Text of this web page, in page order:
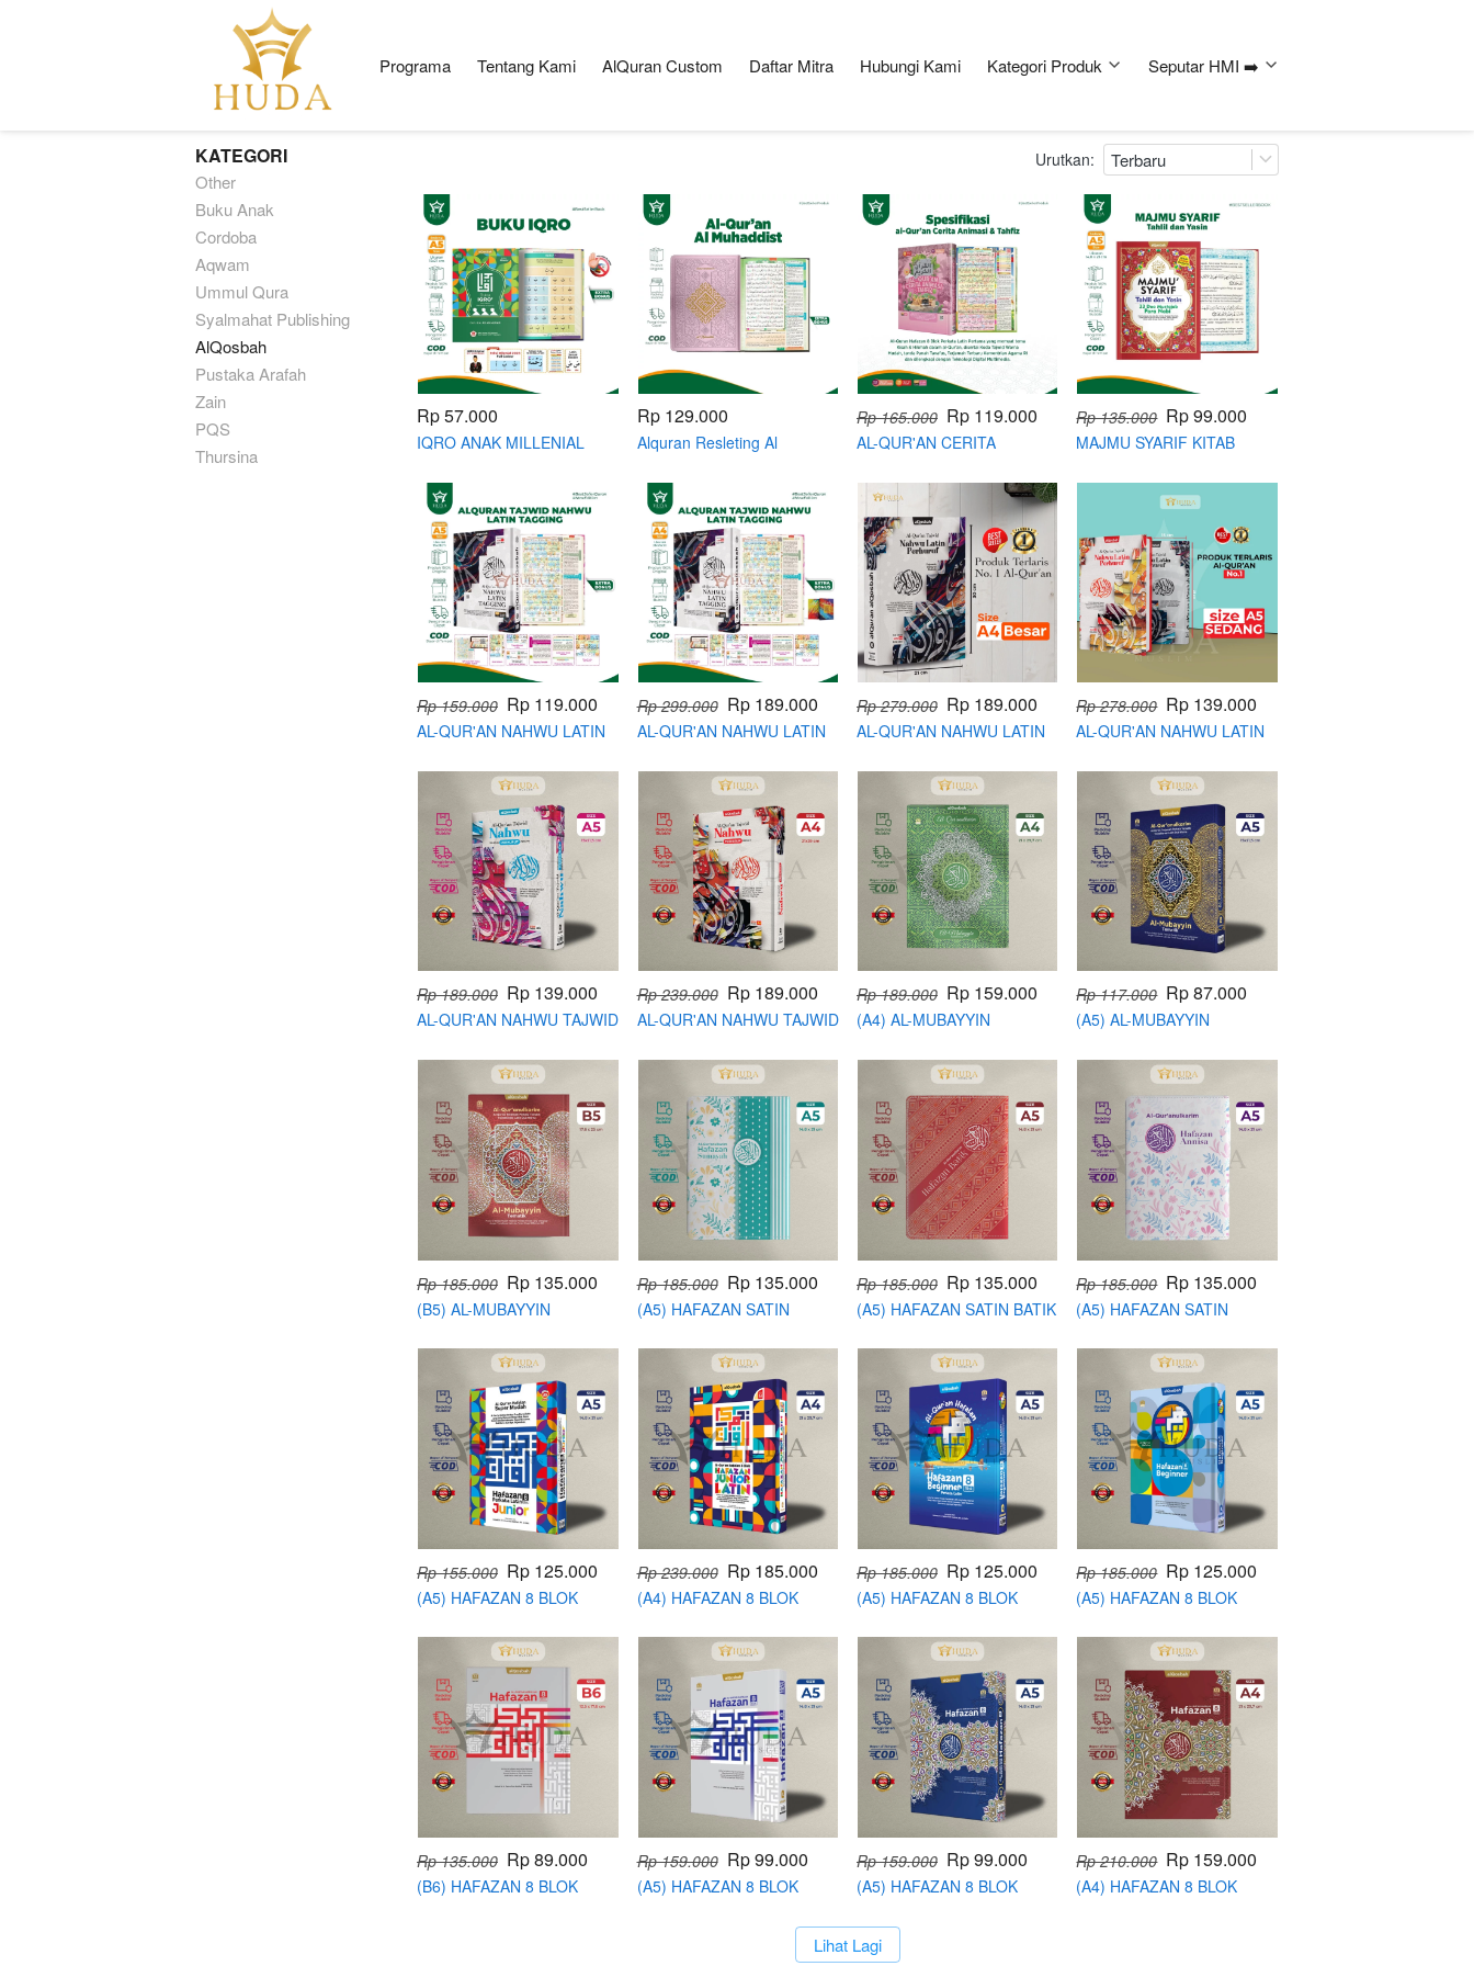
Programa Tentang Kami AlQuran Custom Daftar Mitra Hubungi Kami Kategori Produk Seputar HMI ➡️
KATEGORI
Other
Buku Anak
Cordoba
Aqwam
Ummul Qura
Syalmahat Publishing
AlQosbah
Pustaka Arafah
Zain
PQS
Thursina
Urutkan: Terbaru
Rp 57.000
IQRO ANAK MILLENIAL
ALQOSBAH
Rp 129.000
Alquran Resleting Al
terjemahan tajwid blok hadist
riyyaddus sholihin
Rp 165.000 Rp 119.000
AL-QUR'AN CERITA
Rp 135.000 Rp 99.000
MAJMU SYARIF KITAB
Rp 159.000 Rp 119.000
AL-QUR'AN NAHWU LATIN
Rp 299.000 Rp 189.000
AL-QUR'AN NAHWU LATIN
Rp 279.000 Rp 189.000
AL-QUR'AN NAHWU LATIN
Rp 278.000 Rp 139.000
AL-QUR'AN NAHWU LATIN
Rp 189.000 Rp 139.000
AL-QUR'AN NAHWU TAJWID
Rp 239.000 Rp 189.000
AL-QUR'AN NAHWU TAJWID
Rp 189.000 Rp 159.000
(A4) AL-MUBAYYIN
Rp 117.000 Rp 87.000
(A5) AL-MUBAYYIN
Rp 185.000 Rp 135.000
(B5) AL-MUBAYYIN
Rp 185.000 Rp 135.000
(A5) HAFAZAN SATIN
Rp 185.000 Rp 135.000
(A5) HAFAZAN SATIN BATIK
Rp 185.000 Rp 135.000
(A5) HAFAZAN SATIN
Rp 155.000 Rp 125.000
(A5) HAFAZAN 8 BLOK
Rp 239.000 Rp 185.000
(A4) HAFAZAN 8 BLOK
Rp 185.000 Rp 125.000
(A5) HAFAZAN 8 BLOK
Rp 185.000 Rp 125.000
(A5) HAFAZAN 8 BLOK
Rp 135.000 Rp 89.000
(B6) HAFAZAN 8 BLOK
Rp 159.000 Rp 99.000
(A5) HAFAZAN 8 BLOK
Rp 159.000 Rp 99.000
(A5) HAFAZAN 8 BLOK
Rp 210.000 Rp 159.000
(A4) HAFAZAN 8 BLOK
`Lihat Lagi